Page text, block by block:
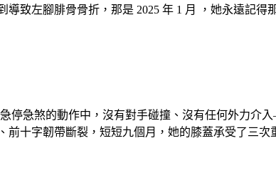
致左腳腓骨骨折，那是 2025 年 1 月 ，她永遠記得
停急煞的動作中，沒有對手碰撞、沒有任何外力
十字韌帶斷裂，短短九個月，她的膝蓋承受了三次